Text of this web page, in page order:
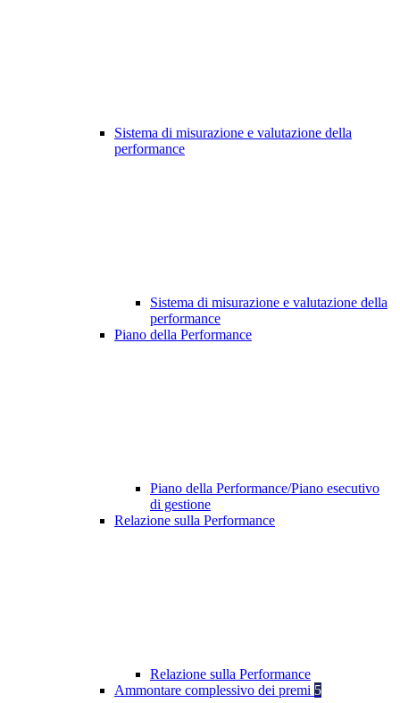
Sistema di misurazione e valutazione della
performance
Sistema di misurazione e valutazione della
performance
Piano della Performance
Piano della Performance/Piano esecutivo
di gestione
Relazione sulla Performance
Relazione sulla Performance
Ammontare complessivo dei premi 5